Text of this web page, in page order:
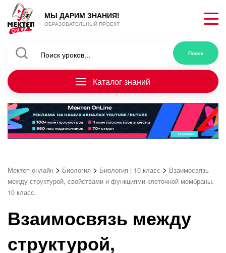
МЫ ДАРИМ ЗНАНИЯ!
ОБРАЗОВАТЕЛЬНЫЙ ПРОЕКТ
Каталог знаний
Мектеп онлайн > Биология > Биология | 10 класс > Взаимосвязь
между структурой, свойствами и функциями клеточной мембраны.
10 класс.
Взаимосвязь между
структурой,